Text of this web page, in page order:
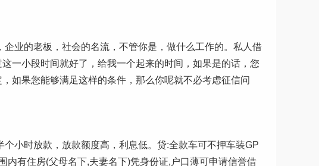
业的老板，社会的名流，不管你是，做什么工作的。私人借
一小段时间就好了，给我一个起来的时间，如果是的话，您
如果您能够满足这样的条件，那么你呢就不必考虑征信问
小时放款，放款额度高，利息低。贷:全款车可不押车装GP
内有住房(父母名下,夫妻名下)凭身份证,户口薄可申请信誉借